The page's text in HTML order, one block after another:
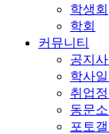
학생회
학회
커뮤니티
공지
학사
취업정
동문
포토갤